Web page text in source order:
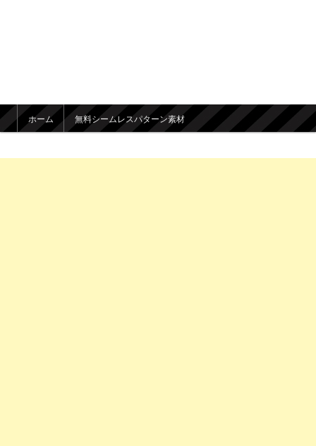
メインメニュー
メインコンテンツへ移動
サブコンテンツへ移動
ホーム 無料シームレスパターン素材